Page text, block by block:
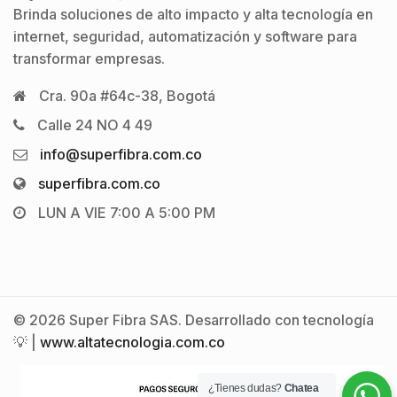
Brinda soluciones de alto impacto y alta tecnología en
internet, seguridad, automatización y software para
transformar empresas.
Cra. 90a #64c-38, Bogotá
Calle 24 NO 4 49
info@superfibra.com.co
superfibra.com.co
LUN A VIE 7:00 A 5:00 PM
© 2026 Super Fibra SAS. Desarrollado con tecnología
💡 | www.altatecnologia.com.co
¿Tienes dudas? Chatea